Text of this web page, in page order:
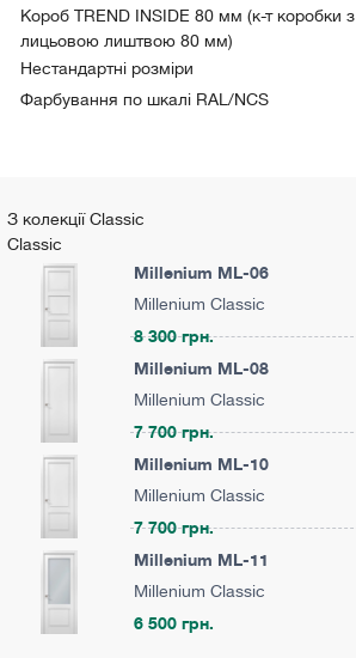
Короб TREND INSIDE 80 мм (к-т коробки з
лицьовою лиштвою 80 мм)
Нестандартні розміри
Фарбування по шкалі RAL/NCS
З колекції Classic
Classic
Millenium ML-06
Millenium Classic
8 300 грн.
Millenium ML-08
Millenium Classic
7 700 грн.
Millenium ML-10
Millenium Classic
7 700 грн.
Millenium ML-11
Millenium Classic
6 500 грн.